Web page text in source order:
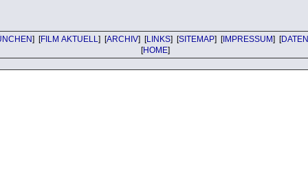
] [FILM AKTUELL] [ARCHIV] [LINKS] [SITEMAP] [IMPRESSUM] [
[HOME]